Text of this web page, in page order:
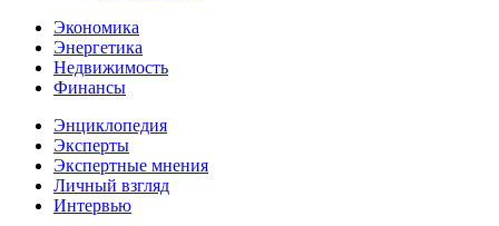
Экономика
Энергетика
Недвижимость
Финансы
Энциклопедия
Эксперты
Экспертные мнения
Личный взгляд
Интервью